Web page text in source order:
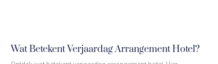
Wat Betekent Verjaardag Arrangement Hotel?